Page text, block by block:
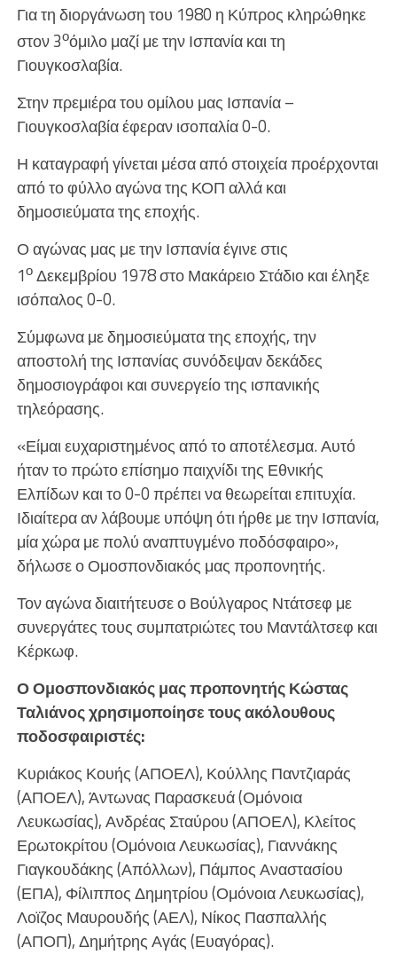
Για τη διοργάνωση του 1980 η Κύπρος κληρώθηκε
στον 3οόμιλο μαζί με την Ισπανία και τη
Γιουγκοσλαβία.
Στην πρεμιέρα του ομίλου μας Ισπανία –
Γιουγκοσλαβία έφεραν ισοπαλία 0-0.
Η καταγραφή γίνεται μέσα από στοιχεία προέρχονται
από το φύλλο αγώνα της ΚΟΠ αλλά και
δημοσιεύματα της εποχής.
Ο αγώνας μας με την Ισπανία έγινε στις
1οΔεκεμβρίου 1978 στο Μακάρειο Στάδιο και έληξε
ισόπαλος 0-0.
Σύμφωνα με δημοσιεύματα της εποχής, την
αποστολή της Ισπανίας συνόδεψαν δεκάδες
δημοσιογράφοι και συνεργείο της ισπανικής
τηλεόρασης.
«Είμαι ευχαριστημένος από το αποτέλεσμα. Αυτό
ήταν το πρώτο επίσημο παιχνίδι της Εθνικής
Ελπίδων και το 0-0 πρέπει να θεωρείται επιτυχία.
Ιδιαίτερα αν λάβουμε υπόψη ότι ήρθε με την Ισπανία,
μία χώρα με πολύ αναπτυγμένο ποδόσφαιρο»,
δήλωσε ο Ομοσπονδιακός μας προπονητής.
Τον αγώνα διαιτήτευσε ο Βούλγαρος Ντάτσεφ με
συνεργάτες τους συμπατριώτες του Μαντάλτσεφ και
Κέρκωφ.
Ο Ομοσπονδιακός μας προπονητής Κώστας
Ταλιάνος χρησιμοποίησε τους ακόλουθους
ποδοσφαιριστές:
Κυριάκος Κουής (ΑΠΟΕΛ), Κούλλης Παντζιαράς
(ΑΠΟΕΛ), Άντωνας Παρασκευά (Ομόνοια
Λευκωσίας), Ανδρέας Σταύρου (ΑΠΟΕΛ), Κλείτος
Ερωτοκρίτου (Ομόνοια Λευκωσίας), Γιαννάκης
Γιαγκουδάκης (Απόλλων), Πάμπος Αναστασίου
(ΕΠΑ), Φίλιππος Δημητρίου (Ομόνοια Λευκωσίας),
Λοϊζος Μαυρουδής (ΑΕΛ), Νίκος Πασπαλλής
(ΑΠΟΠ), Δημήτρης Αγάς (Ευαγόρας).